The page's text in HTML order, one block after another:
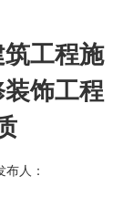
工程施
饰工程
布人：